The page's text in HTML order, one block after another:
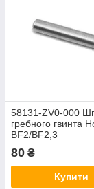
58131-ZV0-000
гребного гвинта
BF2/BF2,3
80 ₴
Купити